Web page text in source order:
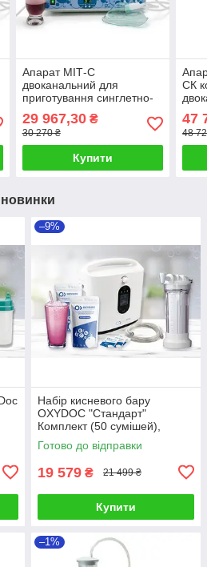
Апарат МІТ-С
двоканальний для
приготування синглетно-
проведення інгаляцій.
(код 3762)
29 967,30₴
30 270 ₴
Купити
СК
47
48
новинки
–9%
Набір кисневого бару
OXYDOC "Стандарт"
Комплект (50 сумішей),
(03119)
Готово до відправки
19 579 ₴ 21 499 ₴
Купити
–1%